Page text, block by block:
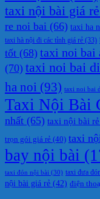
taxi nội bài giá rẻ
re noi bai (66) taxi ha
taxi hà nội đi các tỉnh giá rẻ (33)
tốt (68) taxi noi bai
(70) taxi noi bai
ha noi (93) taxi noi bai
Taxi Nội Bài
nhất (65) taxi nội bài rẻ
trọn gói giá rẻ (40) taxi
bay nội bài
taxi đón nội bài (30) taxi đưa
nội bài giá rẻ (42) điện